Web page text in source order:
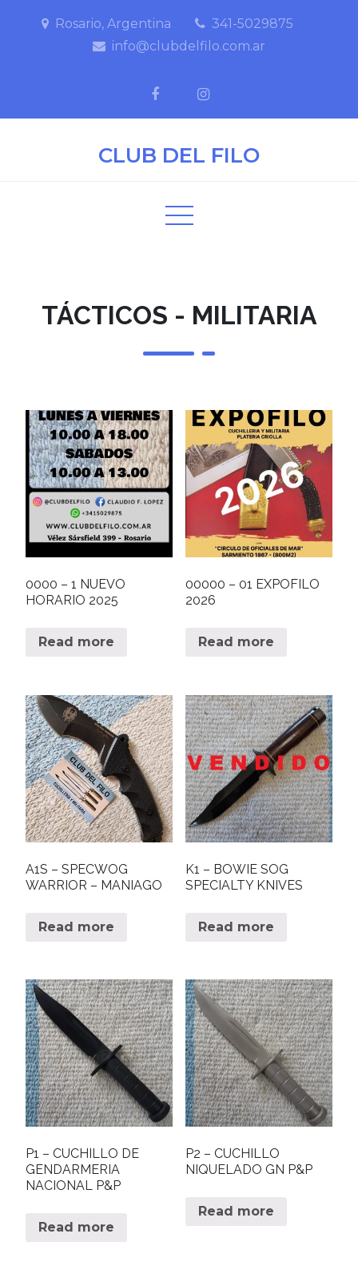
Rosario, Argentina
341-5029875
info@clubdelfilo.com.ar
CLUB DEL FILO
TÁCTICOS - MILITARIA
0000 – 1 NUEVO
HORARIO 2025
Read more
00000 – 01 EXPOFILO
2026
Read more
A1S – SPECWOG
WARRIOR – MANIAGO
Read more
K1 – BOWIE SOG
SPECIALTY KNIVES
Read more
P1 – CUCHILLO DE
GENDARMERIA
NACIONAL P&P
Read more
P2 – CUCHILLO
NIQUELADO GN P&P
Read more